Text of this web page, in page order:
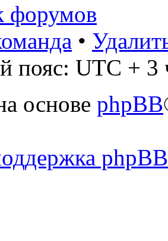
форумов
•
пояс: UTC + 3
основе phpBB
phpBB